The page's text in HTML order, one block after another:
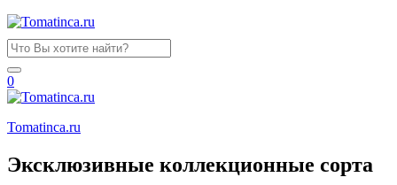
0
Tomatinсa.ru
Эксклюзивные коллекционные сорта